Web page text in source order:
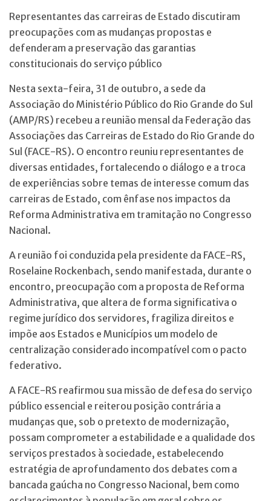
Representantes das carreiras de Estado discutiram
preocupações com as mudanças propostas e
defenderam a preservação das garantias
constitucionais do serviço público
Nesta sexta-feira, 31 de outubro, a sede da
Associação do Ministério Público do Rio Grande do Sul
(AMP/RS) recebeu a reunião mensal da Federação das
Associações das Carreiras de Estado do Rio Grande do
Sul (FACE-RS). O encontro reuniu representantes de
diversas entidades, fortalecendo o diálogo e a troca
de experiências sobre temas de interesse comum das
carreiras de Estado, com ênfase nos impactos da
Reforma Administrativa em tramitação no Congresso
Nacional.
A reunião foi conduzida pela presidente da FACE-RS,
Roselaine Rockenbach, sendo manifestada, durante o
encontro, preocupação com a proposta de Reforma
Administrativa, que altera de forma significativa o
regime jurídico dos servidores, fragiliza direitos e
impõe aos Estados e Municípios um modelo de
centralização considerado incompatível com o pacto
federativo.
A FACE-RS reafirmou sua missão de defesa do serviço
público essencial e reiterou posição contrária a
mudanças que, sob o pretexto de modernização,
possam comprometer a estabilidade e a qualidade dos
serviços prestados à sociedade, estabelecendo
estratégia de aprofundamento dos debates com a
bancada gaúcha no Congresso Nacional, bem como